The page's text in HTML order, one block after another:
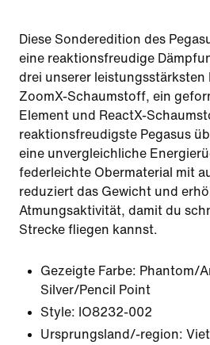
Diese Sonderedition des
eine reaktionsfreudige
drei unserer
ZoomX-Schaumstoff, ein
Element und ReactX-
reaktionsfreudigste Pegasus
eine unvergleichliche
federleichte Obermaterial mit
reduziert das Gewicht und
Atmungsaktivität, damit du
Strecke fliegen kannst.
Gezeigte Farbe: Phantom/
Silver/Pencil Point
Style: IO8232-002
Ursprungsland/-region: